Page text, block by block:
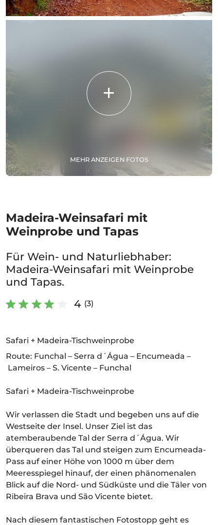
MEHR ANZEIGEN FOTOS
Madeira-Weinsafari mit
Weinprobe und Tapas
Für Wein- und Naturliebhaber:
Madeira-Weinsafari mit Weinprobe
und Tapas.
4 (3)
Safari + Madeira-Tischweinprobe
Route: Funchal – Serra d´Água – Encumeada –
Lameiros – S. Vicente – Funchal
Safari + Madeira-Tischweinprobe
Wir verlassen die Stadt und begeben uns auf die
Westseite der Insel. Unser Ziel ist das
atemberaubende Tal der Serra d´Água. Wir
überqueren das Tal und steigen zum Encumeada-
Pass auf einer Höhe von 1000 m über dem
Meeresspiegel hinauf, der einen phänomenalen
Blick auf die Nord- und Südküste und die Täler von
Ribeira Brava und São Vicente bietet.
Nach diesem fantastischen Fotostopp geht es